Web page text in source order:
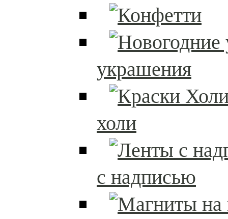
украшения
холи
с надписью